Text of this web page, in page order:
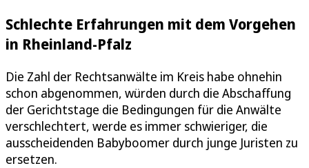
Schlechte Erfahrungen mit dem Vorgehen
in Rheinland-Pfalz
Die Zahl der Rechtsanwälte im Kreis habe ohnehin
schon abgenommen, würden durch die Abschaffung
der Gerichtstage die Bedingungen für die Anwälte
verschlechtert, werde es immer schwieriger, die
ausscheidenden Babyboomer durch junge Juristen zu
ersetzen.